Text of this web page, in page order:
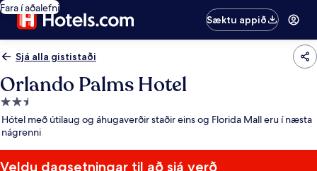
Fara í aðalefni
Sæktu appið
Sjá alla gististaði
Orlando Palms Hotel
2.5
stjörnu
gististaður
Hótel með útilaug og áhugaverðir staðir eins og Florida Mall eru í næsta
nágrenni
Veldu dagsetningar til að sjá verð